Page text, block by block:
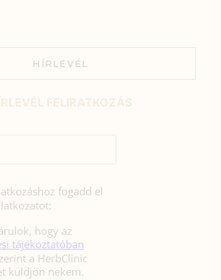
HÍRLEVÉL
fogadd el
hogy az
tájékoztatóban
a HerbClinic
hírleveleket küldjön nekem.